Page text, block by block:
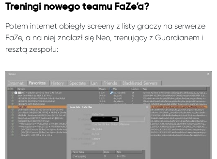
Treningi nowego teamu FaZe’a?
Potem internet obiegły screeny z listy graczy na serwerze
FaZe, a na niej znalazł się Neo, trenujący z Guardianem i
resztą zespołu: